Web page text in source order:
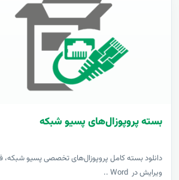
بسته پروپوزال‌های پسیو شبکه
دانلود بسته کامل پروپوزال‌های تخصصی پسیو شبکه،
ویرایش در Word ..